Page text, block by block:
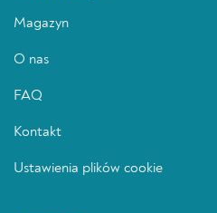
Magazyn
O nas
FAQ
Kontakt
Ustawienia plików cookie